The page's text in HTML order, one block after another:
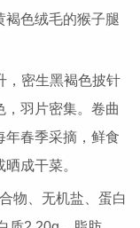
褐色绒毛的猴子腿
，密生黑褐色披针
，羽片密集。卷曲
年春季采摘，鲜食
成干菜。
物、无机盐、蛋白